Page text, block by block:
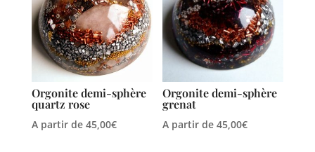
Orgonite demi-sphère
quartz rose
A partir de 45,00€
Orgonite demi-sphère
grenat
A partir de45,00€